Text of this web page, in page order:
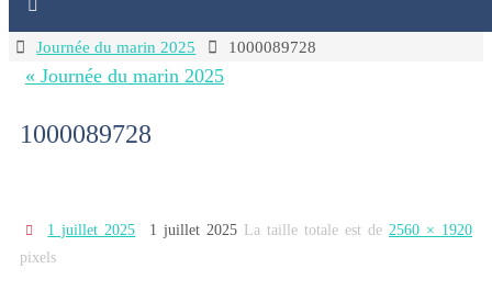
HomeJournée du marin 2025 1000089728
« Journée du marin 2025
1000089728
1 juillet 2025 1 juillet 2025 La taille totale est de2560 × 1920
pixels